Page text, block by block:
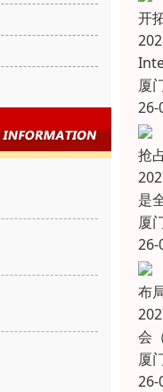
开
厦
26-
抢
是
厦
26-
布
会
厦
26-